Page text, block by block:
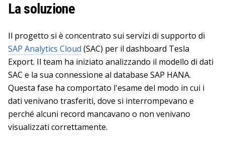
La soluzione
Il progetto si è concentrato sui servizi di supporto di
SAP Analytics Cloud (SAC) per il dashboard Tesla
Export. Il team ha iniziato analizzando il modello di dati
SAC e la sua connessione al database SAP HANA.
Questa fase ha comportato l'esame del modo in cui i
dati venivano trasferiti, dove si interrompevano e
perché alcuni record mancavano o non venivano
visualizzati correttamente.